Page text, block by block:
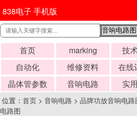
838电子 手机版
首页 marking 技
自动化
维修资料 在线
晶体管参数
音响电路 实
位置： 首页 > 音响电路 > 品牌功放音响电路
电路图